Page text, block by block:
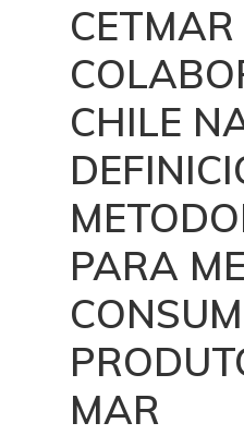
CETMAR
CHILE
PARA
MAR